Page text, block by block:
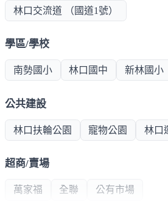
林口交流道 （國道1號）
學區/學校
南勢國小 林口國中 新林國小
公共建設
林口扶輪公園 寵物公園 林口
超商/賣場
萬家福 全聯 公有市場